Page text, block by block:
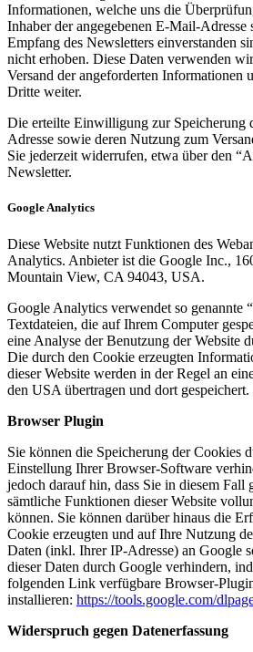
Informationen, welche uns die
Inhaber der angegebenen E-Mail-Adresse
Empfang des Newsletters einverstanden
nicht erhoben. Diese Daten verwenden
Versand der angeforderten Informationen
Dritte weiter.
Die erteilte Einwilligung zur Speicherung
Adresse sowie deren Nutzung zum
Sie jederzeit widerrufen, etwa über den
Newsletter.
Google Analytics
Diese Website nutzt Funktionen des
Analytics. Anbieter ist die Google Inc.,
Mountain View, CA 94043, USA.
Google Analytics verwendet so genannte
Textdateien, die auf Ihrem Computer
eine Analyse der Benutzung der Website
Die durch den Cookie erzeugten
dieser Website werden in der Regel an
den USA übertragen und dort gespeichert.
Browser Plugin
Sie können die Speicherung der Cookies
Einstellung Ihrer Browser-Software
jedoch darauf hin, dass Sie in diesem Fall
sämtliche Funktionen dieser Website
können. Sie können darüber hinaus die
Cookie erzeugten und auf Ihre Nutzung
Daten (inkl. Ihrer IP-Adresse) an Google
dieser Daten durch Google verhindern,
folgenden Link verfügbare Browser-
installieren: https://tools.google.com/
Widerspruch gegen Datenerfassung